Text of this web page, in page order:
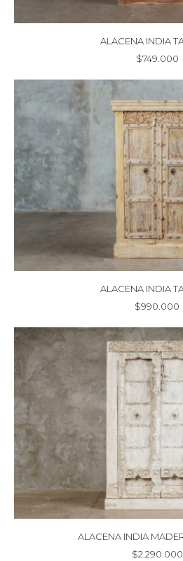
ALACENA INDIA
$749.000
ALACENA INDIA
$990.000
ALACENA INDIA
$2.290.000